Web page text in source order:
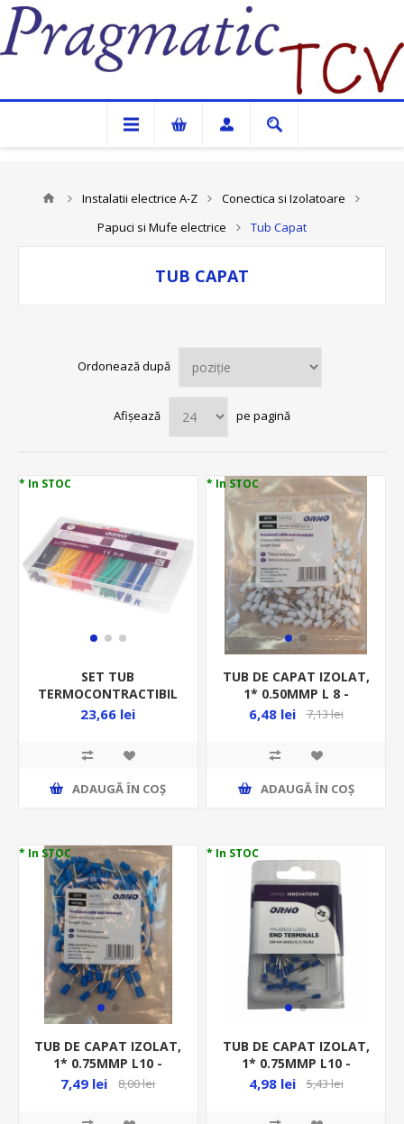
Pragmatic TCV
Instalatii electrice A-Z
Conectica si Izolatoare
Papuci si Mufe electrice
Tub Capat
TUB CAPAT
Ordonează după
Afișează pe pagină
* In STOC
SET TUB
TERMOCONTRACTIBIL
2:1 COLORAT,
23,66 lei
ADAUGĂ ȊN COŞ
* In STOC
TUB DE CAPAT IZOLAT,
1* 0.50MMP L 8 -
100BUC/PUNGA - ALB
6,48 lei 7,13 lei
ADAUGĂ ȊN COŞ
* In STOC
TUB DE CAPAT IZOLAT,
1* 0.75MMP L10 -
100BUC/PUNGA -
7,49 lei 8,00 lei
* In STOC
TUB DE CAPAT IZOLAT,
1* 0.75MMP L10 -
25BUC/BLISTER -
4,98 lei 5,43 lei